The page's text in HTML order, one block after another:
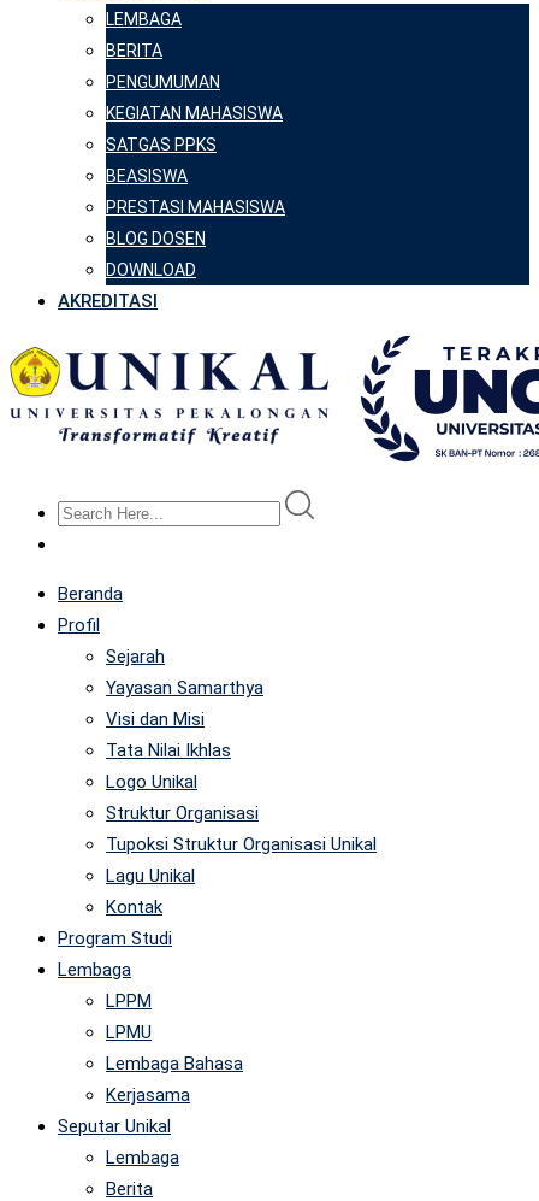
LEMBAGA
BERITA
PENGUMUMAN
KEGIATAN MAHASISWA
SATGAS PPKS
BEASISWA
PRESTASI MAHASISWA
BLOG DOSEN
DOWNLOAD
AKREDITASI
Beranda
Profil
Sejarah
Yayasan Samarthya
Visi dan Misi
Tata Nilai Ikhlas
Logo Unikal
Struktur Organisasi
Tupoksi Struktur Organisasi Unikal
Lagu Unikal
Kontak
Program Studi
Lembaga
LPPM
LPMU
Lembaga Bahasa
Kerjasama
Seputar Unikal
Lembaga
Berita